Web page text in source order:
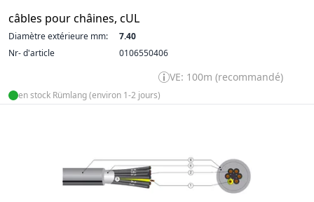
câbles pour châines, cUL
Diamètre extérieure mm:
7.40
Nr- d'article
0106550406
VE: 100m (recommandé)
en stock Rümlang (environ 1-2 jours)